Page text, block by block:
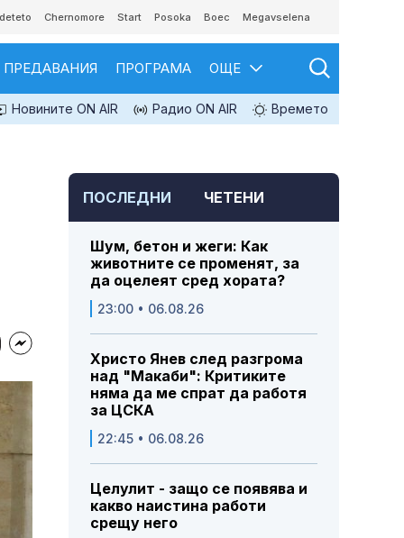
Chernomore Start Posoka Boec Megavselena
ПРЕДАВАНИЯ ПРОГРАМА ОЩЕ
Новините ON AIR Радио ON AIR Времето
ПОСЛЕДНИ ЧЕТЕНИ
Шум, бетон и жеги: Как
животните се променят, за
да оцелеят сред хората?
23:00 • 06.08.26
Христо Янев след разгрома
над "Макаби": Критиките
няма да ме спрат да работя
за ЦСКА
22:45 • 06.08.26
Целулит - защо се появява и
какво наистина работи
срещу него